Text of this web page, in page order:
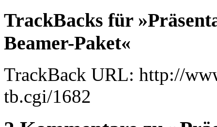
TrackBacks für
Beamer-Paket«
TrackBack URL: http://
tb.cgi/1682